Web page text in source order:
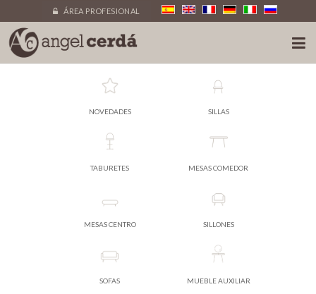
ÁREA PROFESIONAL
NOVEDADES SILLAS
TABURETES MESAS COMEDOR
MESAS CENTRO SILLONES
SOFAS MUEBLE AUXILIAR